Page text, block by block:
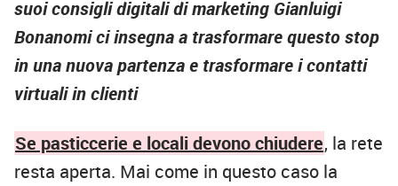
suoi consigli digitali di marketing Gianluigi
Bonanomi ci insegna a trasformare questo stop
in una nuova partenza e trasformare i contatti
virtuali in clienti
Se pasticcerie e locali devono chiudere, la rete
resta aperta. Mai come in questo caso la